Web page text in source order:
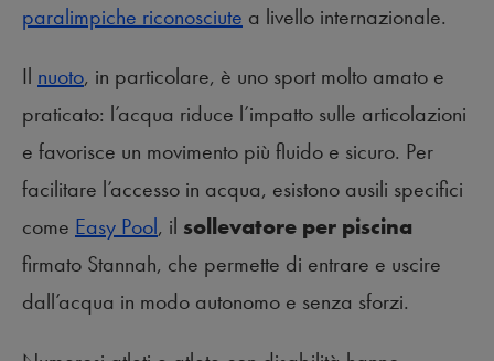
paralimpiche riconosciute a livello internazionale.
Il nuoto, in particolare, è uno sport molto amato e
praticato: l’acqua riduce l’impatto sulle articolazioni
e favorisce un movimento più fluido e sicuro. Per
facilitare l’accesso in acqua, esistono ausili specifici
come Easy Pool, il sollevatore per piscina
firmato Stannah, che permette di entrare e uscire
dall’acqua in modo autonomo e senza sforzi.